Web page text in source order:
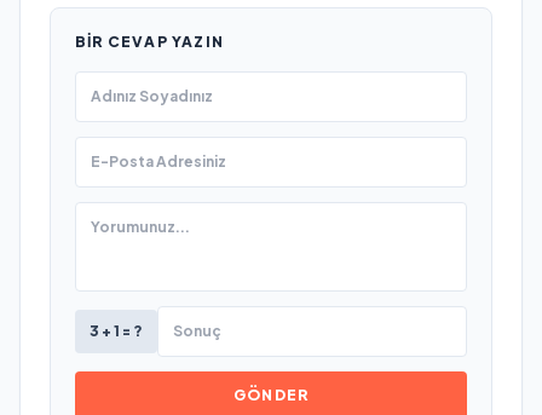
BIR CEVAP YAZIN
3 + 1 = ?
GÖNDER